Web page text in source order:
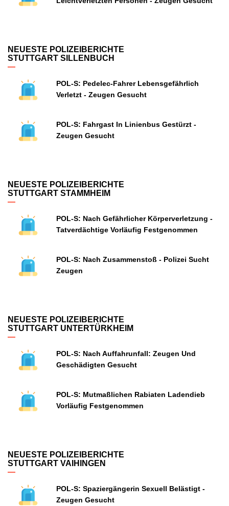
NEUESTE POLIZEIBERICHTE
STUTTGART SILLENBUCH
POL-S: Pedelec-Fahrer Lebensgefährlich
Verletzt - Zeugen Gesucht
POL-S: Fahrgast In Linienbus Gestürzt -
Zeugen Gesucht
NEUESTE POLIZEIBERICHTE
STUTTGART STAMMHEIM
POL-S: Nach Gefährlicher Körperverletzung -
Tatverdächtige Vorläufig Festgenommen
POL-S: Nach Zusammenstoß - Polizei Sucht
Zeugen
NEUESTE POLIZEIBERICHTE
STUTTGART UNTERTÜRKHEIM
POL-S: Nach Auffahrunfall: Zeugen Und
Geschädigten Gesucht
POL-S: Mutmaßlichen Rabiaten Ladendieb
Vorläufig Festgenommen
NEUESTE POLIZEIBERICHTE
STUTTGART VAIHINGEN
POL-S: Spaziergängerin Sexuell Belästigt -
Zeugen Gesucht